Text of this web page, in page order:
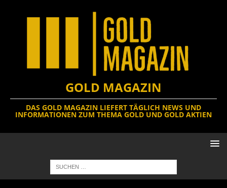
GOLD MAGAZIN
DAS GOLD MAGAZIN LIEFERT TÄGLICH NEWS UND
INFORMATIONEN ZUM THEMA GOLD UND GOLD AKTIEN